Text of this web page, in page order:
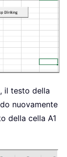
il testo della
nuovamente
della cella A1